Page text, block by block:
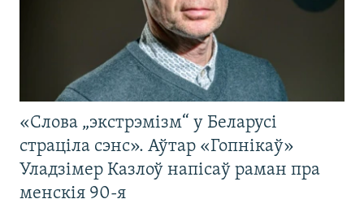
«Слова „экстрэмізм“ у Беларусі
страціла сэнс». Аўтар «Гопнікаў»
Уладзімер Казлоў напісаў раман пра
менскія 90-я